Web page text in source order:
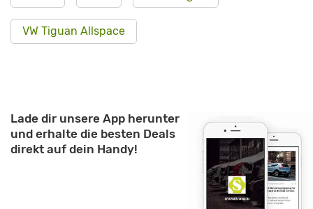
VW Tiguan Allspace
Lade dir unsere App herunter
und erhalte die besten Deals
direkt auf dein Handy!